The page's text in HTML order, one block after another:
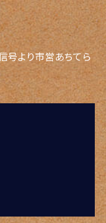
号より市営あちてら